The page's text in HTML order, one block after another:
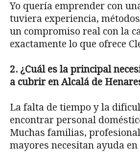
Yo quería emprender con
tuviera experiencia,
un compromiso real con la
exactamente lo que ofrece
2. ¿Cuál es la principal
a cubrir en Alcalá de
La falta de tiempo y la
encontrar personal
Muchas familias,
mayores necesitan ayuda en